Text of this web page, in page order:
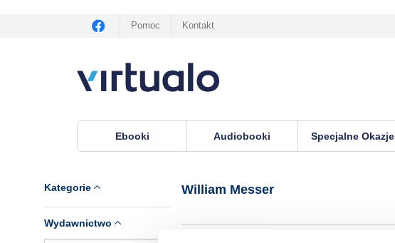
Pomoc Kontakt
Ebooki Audiobooki Specjalne Okazje
Kategorie
Wydawnictwo
William Messer